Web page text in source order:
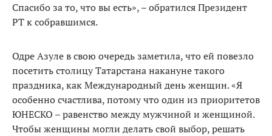
Спасибо за то, что вы есть», – обратился Президент
РТ к собравшимся.
Одре Азуле в свою очередь заметила, что ей повезло
посетить столицу Татарстана накануне такого
праздника, как Международный день женщин. «Я
особенно счастлива, потому что один из приоритетов
ЮНЕСКО – равенство между мужчиной и женщиной.
Чтобы женщины могли делать свой выбор, решать